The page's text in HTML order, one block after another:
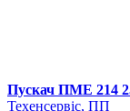
Пускач ПМЕ 214
Техенсервіс, ПП